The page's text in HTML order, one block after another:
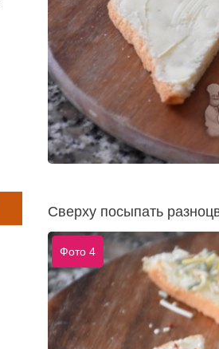
Сверху посыпать
Фото 4